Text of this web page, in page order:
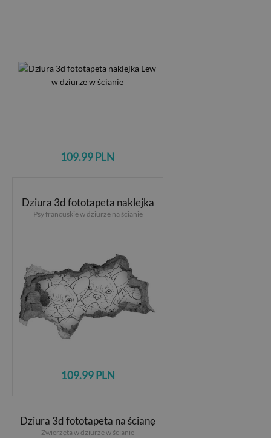
109.99 PLN
Dziura 3d fototapeta naklejka
Psy francuskie w dziurze na ścianie
109.99 PLN
Dziura 3d fototapeta na ścianę
Zwierzęta w dziurze w ścianie